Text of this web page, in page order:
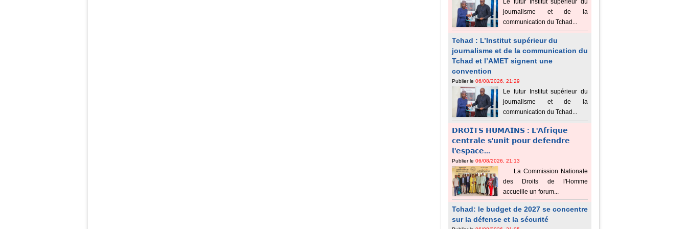
Le futur Institut supérieur du
journalisme et de la
communication du Tchad...
Tchad : L’Institut supérieur du
journalisme et de la communication du
Tchad et l’AMET signent une
convention
Publier le 06/08/2026, 21:29
Le futur Institut supérieur du
journalisme et de la
communication du Tchad...
𝗗𝗥𝗢𝗜𝗧𝗦 𝗛𝗨𝗠𝗔𝗜𝗡𝗦 : 𝗟'𝗔𝗳𝗿𝗶𝗾𝘂𝗲
𝗰𝗲𝗻𝘁𝗿𝗮𝗹𝗲 𝘀'𝘂𝗻𝗶𝘁 𝗽𝗼𝘂𝗿 𝗱𝗲𝗳𝗲𝗻𝗱𝗿𝗲
𝗹'𝗲𝘀𝗽𝗮𝗰𝗲...
Publier le 06/08/2026, 21:13
La Commission Nationale
des Droits de l'Homme
accueille un forum...
Tchad: le budget de 2027 se concentre
sur la défense et la sécurité